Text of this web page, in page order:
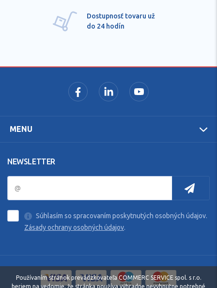
Dostupnosť tovaru už
do 24 hodín
MENU
NEWSLETTER
Súhlasím so spracovaním poskytnutých osobných údajov.
Zásady ochrany osobných údajov.
Používaním stránok prevádzkovateľa COMMERC SERVICE spol. s r.o.
beriem na vedomie, že stránka používa výhradne nevyhnutne potrebné